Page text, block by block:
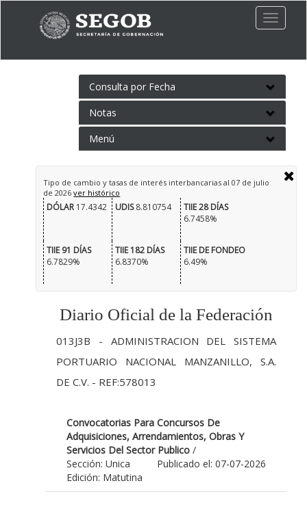
Toggle
Consulta por Fecha
Notas
Menú
Tipo de cambio y tasas de interés interbancarias al 07 de julio
de 2026ver histórico
DÓLAR17.4342 UDIS8.810754
TIIE 28 DÍAS
6.7458%
TIIE 91 DÍAS
6.7829%
TIIE 182 DÍAS
6.8370%
TIIE DE FONDEO
6.49%
Diario Oficial de la Federación
013J3B - ADMINISTRACION DEL SISTEMA
PORTUARIO NACIONAL MANZANILLO, S.A.
DE C.V. - REF:578013
Convocatorias Para Concursos De
Adquisiciones, Arrendamientos, Obras Y
Servicios Del Sector Publico /
Publicado el: 07-07-2026
Sección: Unica
Edición: Matutina